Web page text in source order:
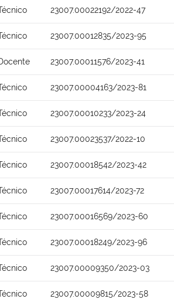
23007.00022192/2022-47
23007.00012835/2023-95
23007.00011576/2023-41
23007.00004163/2023-81
23007.00010233/2023-24
23007.00023537/2022-10
23007.00018542/2023-42
23007.00017614/2023-72
23007.00016569/2023-60
23007.00018249/2023-96
23007.00009350/2023-03
23007.00009815/2023-58